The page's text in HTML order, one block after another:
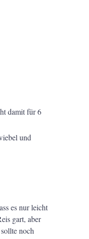
damit für 6
und
es nur leicht
gart, aber
noch